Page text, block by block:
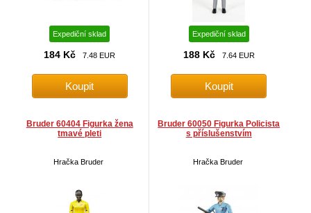
Expediční sklad
184 Kč 7.48 EUR
Expediční sklad
188 Kč 7.64 EUR
Bruder 60404 Figurka žena
tmavé pleti
Hračka Bruder
Bruder 60050 Figurka Policista
s příslušenstvím
Hračka Bruder